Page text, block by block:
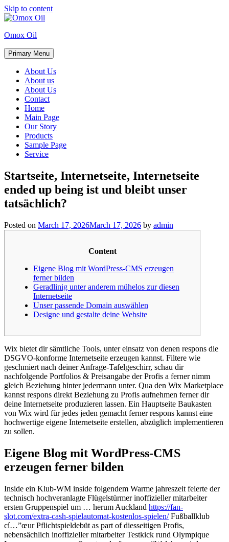
Skip to content
Omox Oil
Primary Menu
About Us
About us
About Us
Contact
Home
Main Page
Our Story
Products
Sample Page
Service
Startseite, Internetseite, Internetseite
ended up being ist und bleibt unser
tatsächlich?
Posted on March 17, 2026March 17, 2026 by admin
Content
Eigene Blog mit WordPress-CMS erzeugen
ferner bilden
Geradlinig unter anderem mühelos zur diesen
Internetseite
Unser passende Domain auswählen
Designe und gestalte deine Website
Wix bietet dir sämtliche Tools, unter einsatz von denen respons die
DSGVO-konforme Internetseite erzeugen kannst. Filtere wie
geschmiert nach deiner Anfrage-Tafelgeschirr, schau dir
nachfolgende Portfolios & Preisangabe der Profis a ferner nimm
gleich Beziehung hinter jedermann unter. Qua den Wix Marketplace
kannst respons direkt Beziehung zu Profis aufnehmen ferner dir
deine Internetseite produzieren lassen. Ein Hauptseite Baukasten
von Wix wird für jedes jeden gemacht ferner respons kannst eine
hochwertige eigene Internetseite erstellen, abzüglich implementieren
zu sollen.
Eigene Blog mit WordPress-CMS
erzeugen ferner bilden
Inside ein Klub-WM inside folgendem Warme jahreszeit feierte der
technisch hochveranlagte Flügelstürmer inoffizieller mitarbeiter
ersten Gruppenspiel um … herum Auckland https://fan-
slot.com/extra-cash-spielautomat-kostenlos-spielen/Fußballklub
cí…”œur Pflichtspieldebüt as part of diesseitigen Profis,
nebensächlich inoffizieller mitarbeiter Testkick rund Olympique